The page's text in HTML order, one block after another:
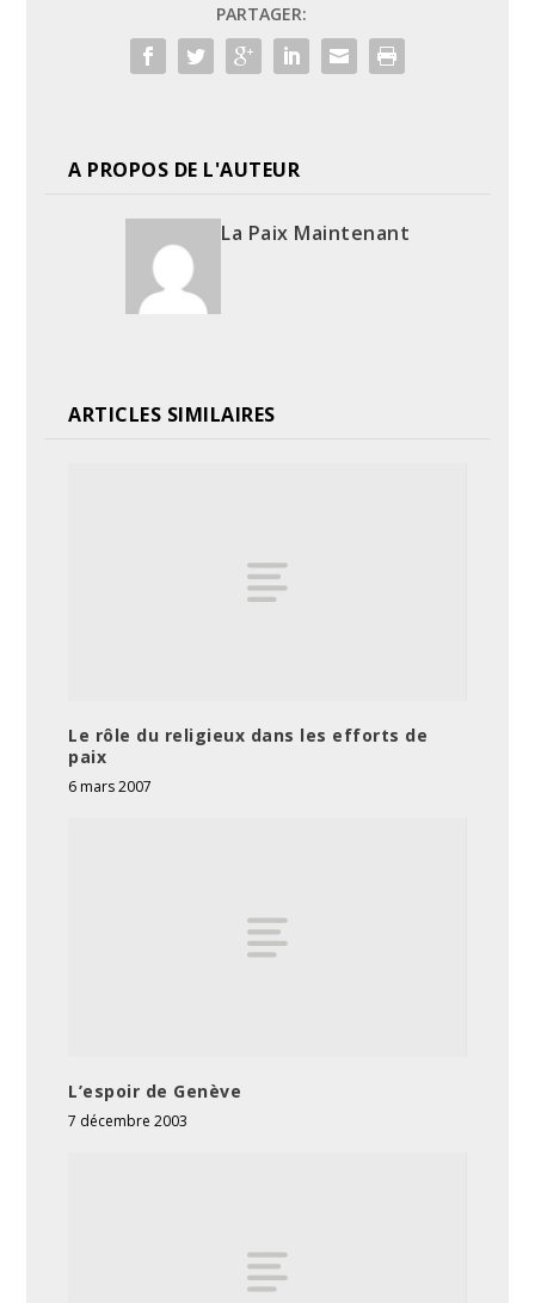
PARTAGER:
A PROPOS DE L'AUTEUR
La Paix Maintenant
ARTICLES SIMILAIRES
Le rôle du religieux dans les efforts de
paix
6 mars 2007
L’espoir de Genève
7 décembre 2003